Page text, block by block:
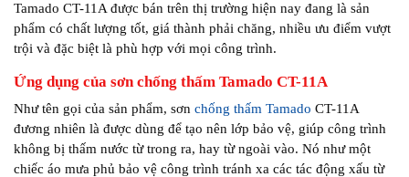
Tamado CT-11A được bán trên thị trường hiện nay đang là sản
phẩm có chất lượng tốt, giá thành phải chăng, nhiều ưu điểm vượt
trội và đặc biệt là phù hợp với mọi công trình.
Ứng dụng của sơn chống thấm Tamado CT-11A
Như tên gọi của sản phẩm, sơn chống thấm Tamado CT-11A
đương nhiên là được dùng để tạo nên lớp bảo vệ, giúp công trình
không bị thấm nước từ trong ra, hay từ ngoài vào. Nó như một
chiếc áo mưa phủ bảo vệ công trình tránh xa các tác động xấu từ